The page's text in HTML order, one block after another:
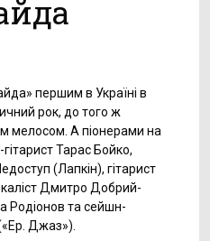
першим в Україні в
рок, до того ж
мелосом. А піонерами на
Тарас Бойко,
(Лапкін), гітарист
Дмитро Добрий-
Родіонов та сейшн-
Джаз»).